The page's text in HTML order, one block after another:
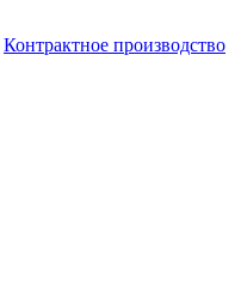
Контрактное производство